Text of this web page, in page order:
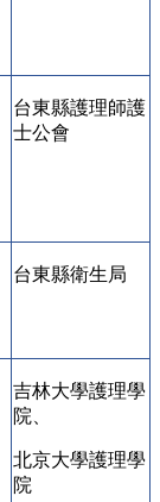
台東縣護理師護
士公會
台東縣衛生局
吉林大學護理學
院、
北京大學護理學
院